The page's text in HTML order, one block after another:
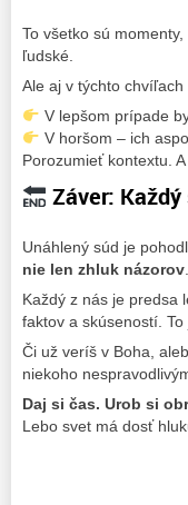
To všetko sú
ľudské.
Ale aj v týchto chvíľach
V lepšom prípade
V horšom – ich
Porozumieť kontextu.
Záver:
Unáhlený súd je
nie len zhluk názorov
Každý z nás je predsa
faktov a skúseností.
Či už veríš v Boha,
niekoho
Daj si čas. Urob si
Lebo svet má dosť